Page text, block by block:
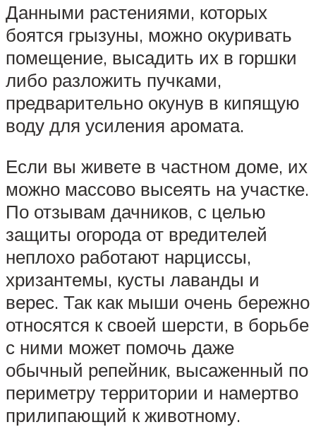
Данными растениями, которых
боятся грызуны, можно окуривать
помещение, высадить их в горшки
либо разложить пучками,
предварительно окунув в кипящую
воду для усиления аромата.
Если вы живете в частном доме, их
можно массово высеять на участке.
По отзывам дачников, с целью
защиты огорода от вредителей
неплохо работают нарциссы,
хризантемы, кусты лаванды и
верес. Так как мыши очень бережно
относятся к своей шерсти, в борьбе
с ними может помочь даже
обычный репейник, высаженный по
периметру территории и намертво
прилипающий к животному.